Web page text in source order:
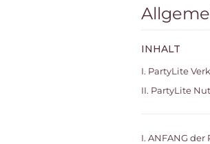
INHALT
I. PartyLite
II. PartyLite
I. ANFANG